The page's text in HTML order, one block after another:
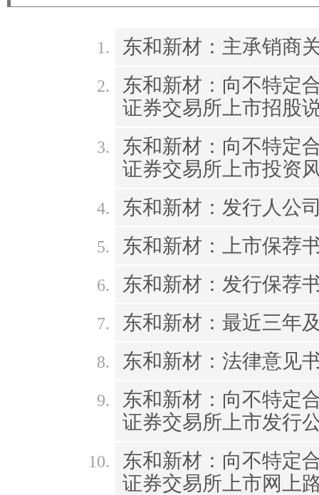
东和新材：主承销商
东和新材：向不特定
证券交易所上市招股
东和新材：向不特定
证券交易所上市投资
东和新材：发行人公
东和新材：上市保荐
东和新材：发行保荐
东和新材：最近三年
东和新材：法律意见
东和新材：向不特定
证券交易所上市发行
东和新材：向不特定
证券交易所上市网上